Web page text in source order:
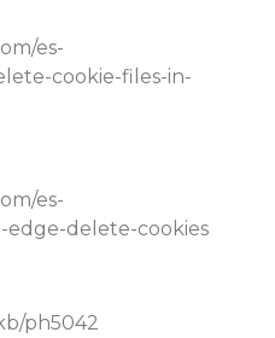
es-
cookie-files-in-
es-
edge-delete-cookies
ph5042